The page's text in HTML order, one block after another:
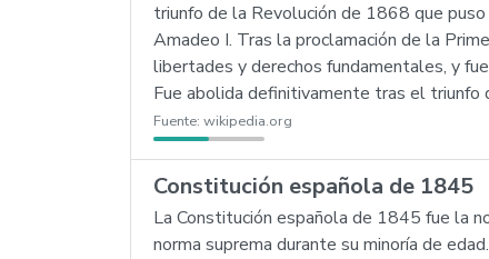
triunfo de la Revolución de 1868 que
Amadeo I. Tras la proclamación de la
libertades y derechos fundamentales, y
Fue abolida definitivamente tras el triunfo
Fuente: wikipedia.org
Constitución española de 1845
La Constitución española de 1845 fue la
norma suprema durante su minoría de